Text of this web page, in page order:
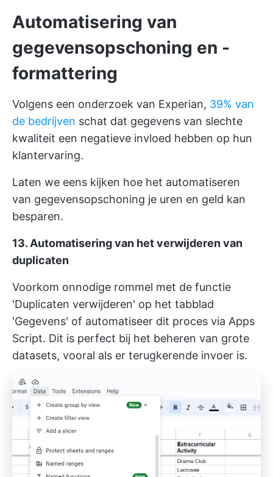
Automatisering van
gegevensopschoning en -
formattering
Volgens een onderzoek van Experian, 39% van
de bedrijven schat dat gegevens van slechte
kwaliteit een negatieve invloed hebben op hun
klantervaring.
Laten we eens kijken hoe het automatiseren
van gegevensopschoning je uren en geld kan
besparen.
13. Automatisering van het verwijderen van
duplicaten
Voorkom onnodige rommel met de functie
'Duplicaten verwijderen' op het tabblad
'Gegevens' of automatiseer dit proces via Apps
Script. Dit is perfect bij het beheren van grote
datasets, vooral als er terugkerende invoer is.